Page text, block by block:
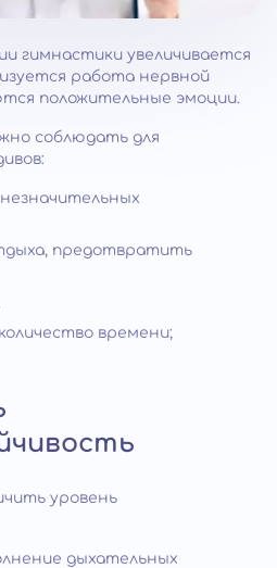
гимнастики увеличивается
работа нервной
положительные эмоции.
соблюдать для
предотвратить
времени;
уровень
дыхательных